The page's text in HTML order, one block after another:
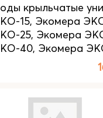
крыльчатые
15, Экомера
25, Экомера
40, Экомера